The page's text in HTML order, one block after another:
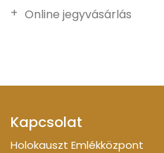
Online jegyvásárlás
Kapcsolat
Holokauszt Emlékközpont